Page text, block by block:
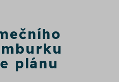
plánu